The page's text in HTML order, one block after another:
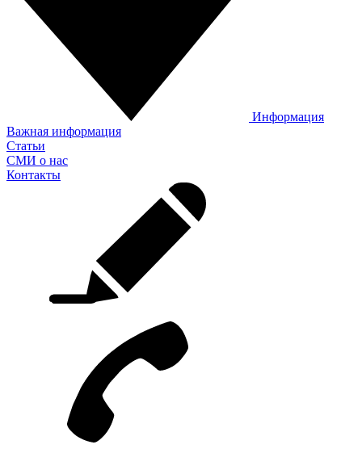
Информация
Важная информация
Статьи
СМИ о нас
Контакты